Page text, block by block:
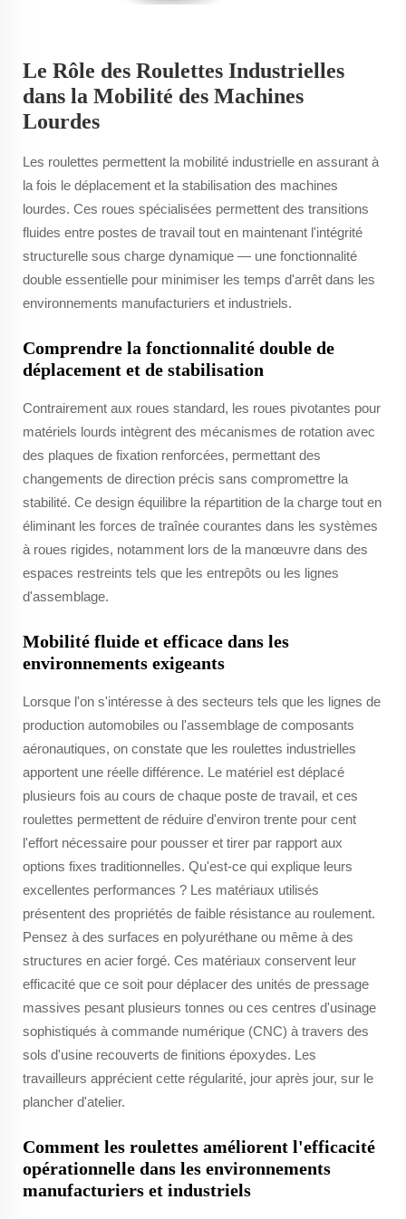
Le Rôle des Roulettes Industrielles
dans la Mobilité des Machines
Lourdes
Les roulettes permettent la mobilité industrielle en assurant à
la fois le déplacement et la stabilisation des machines
lourdes. Ces roues spécialisées permettent des transitions
fluides entre postes de travail tout en maintenant l'intégrité
structurelle sous charge dynamique — une fonctionnalité
double essentielle pour minimiser les temps d'arrêt dans les
environnements manufacturiers et industriels.
Comprendre la fonctionnalité double de
déplacement et de stabilisation
Contrairement aux roues standard, les roues pivotantes pour
matériels lourds intègrent des mécanismes de rotation avec
des plaques de fixation renforcées, permettant des
changements de direction précis sans compromettre la
stabilité. Ce design équilibre la répartition de la charge tout en
éliminant les forces de traînée courantes dans les systèmes
à roues rigides, notamment lors de la manœuvre dans des
espaces restreints tels que les entrepôts ou les lignes
d'assemblage.
Mobilité fluide et efficace dans les
environnements exigeants
Lorsque l'on s'intéresse à des secteurs tels que les lignes de
production automobiles ou l'assemblage de composants
aéronautiques, on constate que les roulettes industrielles
apportent une réelle différence. Le matériel est déplacé
plusieurs fois au cours de chaque poste de travail, et ces
roulettes permettent de réduire d'environ trente pour cent
l'effort nécessaire pour pousser et tirer par rapport aux
options fixes traditionnelles. Qu'est-ce qui explique leurs
excellentes performances ? Les matériaux utilisés
présentent des propriétés de faible résistance au roulement.
Pensez à des surfaces en polyuréthane ou même à des
structures en acier forgé. Ces matériaux conservent leur
efficacité que ce soit pour déplacer des unités de pressage
massives pesant plusieurs tonnes ou ces centres d'usinage
sophistiqués à commande numérique (CNC) à travers des
sols d'usine recouverts de finitions époxydes. Les
travailleurs apprécient cette régularité, jour après jour, sur le
plancher d'atelier.
Comment les roulettes améliorent l'efficacité
opérationnelle dans les environnements
manufacturiers et industriels